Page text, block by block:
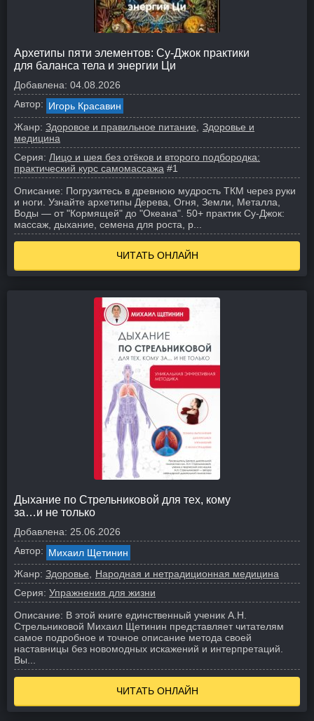
Архетипы пяти элементов: Су-Джок практики
для баланса тела и энергии Ци
Добавлена: 04.08.2026
Автор: Игорь Красавин
Жанр: Здоровое и правильное питание
Здоровье и
медицина
Серия: Лицо и шея без отёков и второго подбородка:
практический курс самомассажа #1
Описание: Погрузитесь в древнюю мудрость ТКМ через руки
и ноги. Узнайте архетипы Дерева, Огня, Земли, Металла,
Воды — от "Кормящей" до "Океана". 50+ практик Су-Джок:
массаж, дыхание, семена для роста, р...
ЧИТАТЬ ОНЛАЙН
Дыхание по Стрельниковой для тех, кому
за…и не только
Добавлена: 25.06.2026
Автор: Михаил Щетинин
Жанр: Здоровье
Народная и нетрадиционная медицина
Серия: Упражнения для жизни
Описание: В этой книге единственный ученик А.Н.
Стрельниковой Михаил Щетинин представляет читателям
самое подробное и точное описание метода своей
наставницы без новомодных искажений и интерпретаций.
Вы...
ЧИТАТЬ ОНЛАЙН